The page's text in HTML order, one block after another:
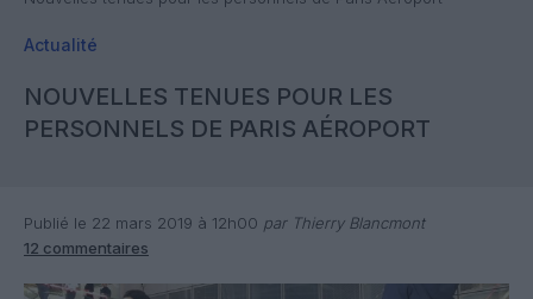
Actualité
NOUVELLES TENUES POUR LES
PERSONNELS DE PARIS AÉROPORT
Publié le 22 mars 2019 à 12h00 par Thierry Blancmont
12 commentaires